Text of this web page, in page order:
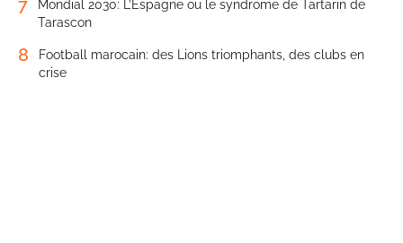
7
Mondial 2030: L’Espagne ou le syndrome de Tartarin de
Tarascon
8
Football marocain: des Lions triomphants, des clubs en
crise